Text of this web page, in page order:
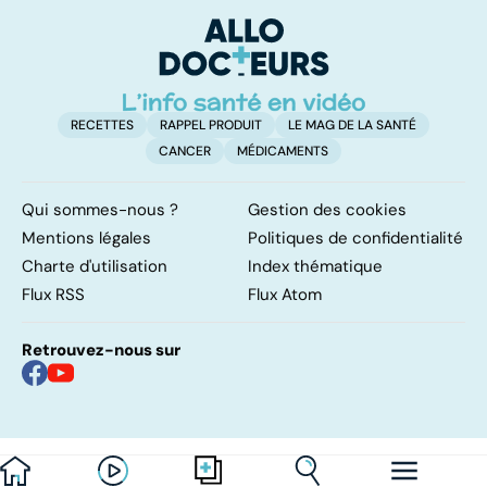
RECETTES RAPPEL PRODUIT
LE MAG DE LA SANTÉ
CANCER
MÉDICAMENTS
Qui sommes-nous ?
Gestion des cookies
Mentions légales
Politiques de confidentialité
Charte d'utilisation
Index thématique
Flux RSS
Flux Atom
Retrouvez-nous sur